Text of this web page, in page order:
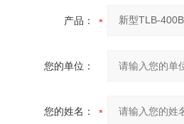
产品：
您的单位：
您的姓名：